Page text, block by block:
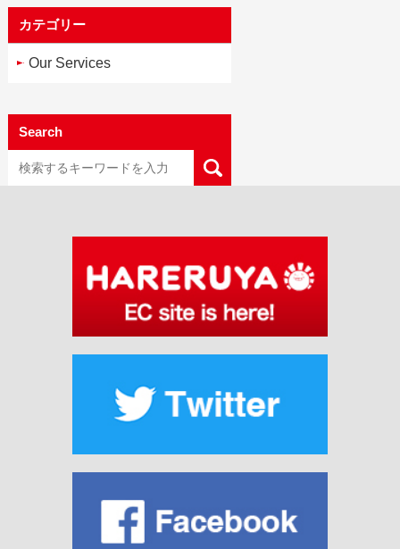
カテゴリー
Our Services
Search